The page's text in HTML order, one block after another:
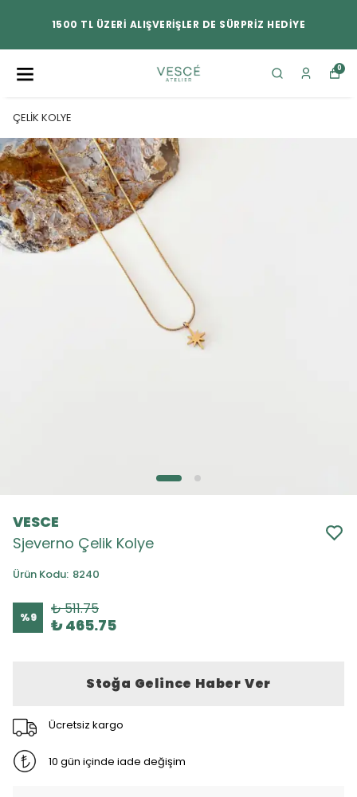
1500 TL ÜZERİ ALIŞVERİŞLER DE SÜRPRİZ HEDİYE
0
ÇELİK KOLYE
VESCE
Sjeverno Çelik Kolye
Ürün Kodu: 8240
%9 ₺ 511.75
₺ 465.75
Stoğa Gelince Haber Ver
Ücretsiz kargo
10 gün içinde iade değişim